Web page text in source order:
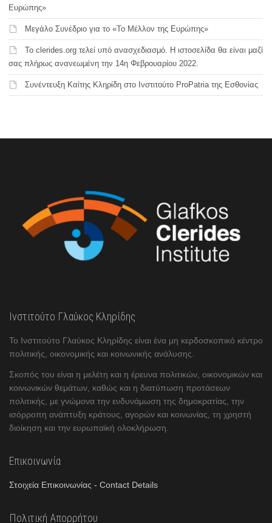
Ευρώπης»
Μεγάλο Συνέδριο για το «Το Μέλλον της Ευρώπης»
Το clerides.org τελεί υπό ανασχεδιασμό. Η ιστοσελίδα θα είναι μαζί
σας πλήρως ανανεωμένη την 14η Φεβρουαρίου 2022.
Συνέντευξη Καίτης Κληρίδη στο Ινστιτούτο ProPatria της Εσθονίας
Ινστιτούτο Γλαύκος Κληρίδης
Το Ινστιτούτο Γλαύκος Κληρίδης είναι ένα μη κερδοσκοπικό κέντρο
πολιτικής, οικονομικής και κοινωνικής ανάλυσης.
Σκοπός του είναι η μελέτη και η έρευνα πολιτικών, οικονομικών και
κοινωνικών θεμάτων, καθώς και η διατύπωση προτάσεων
πολιτικής, με γνώμονα την ενδυνάμωση της δημοκρατίας, την
ισόρροπη ανάπτυξη κράτους, αγορών και κοινωνίας, τη χρηστή
διοίκηση και την ευρωπαϊκή ολοκλήρωση.
Επικοινωνία
Στοιχεία Επικοινωνίας - Contact Details
Πολιτική Απορρήτου